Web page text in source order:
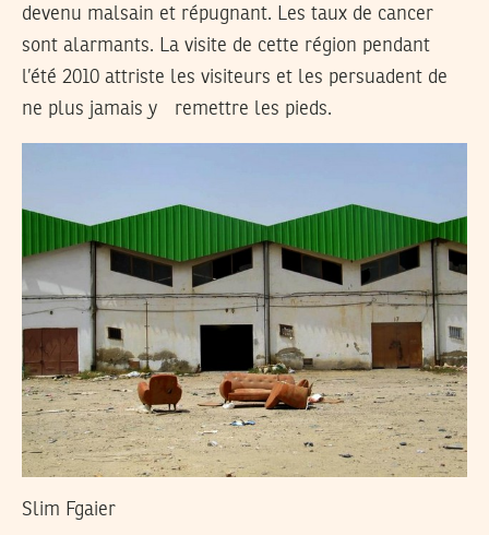
devenu malsain et répugnant. Les taux de cancer
sont alarmants. La visite de cette région pendant
l’été 2010 attriste les visiteurs et les persuadent de
ne plus jamais y remettre les pieds.
Slim Fgaier